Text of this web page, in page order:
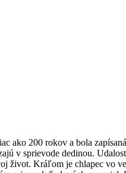
200 rokov a bola
v sprievode dedinou.
život. Kráľom je chlapec vo